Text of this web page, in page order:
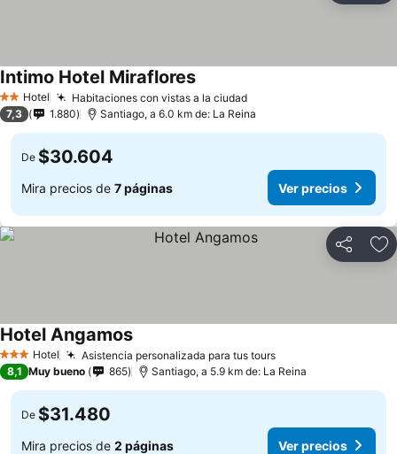
2 Estrellas
Hotel Habitaciones con vistas a la ciudad
Intimo Hotel Miraflores
7,3 1.880 Santiago, a 6.0 km de: La Reina
De $30.604
Mira precios de 7 páginas Ver precios
Compartir
3 Estrellas
Hotel Asistencia personalizada para tus tours
Hotel Angamos
8,1 Muy bueno 865 Santiago, a 5.9 km de: La Reina
De $31.480
Mira precios de 2 páginas Ver precios